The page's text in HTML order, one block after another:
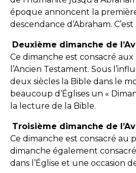
époque annoncent la
descendance d’Abraham.
Deuxième dimanche de
Ce dimanche est consacré
l’Ancien Testament. Sous
deux siècles la Bible dans le
beaucoup d’Églises un «
la lecture de la Bible.
Troisième dimanche de
Ce dimanche est consacré au
dimanche également
dans l’Église et une occasion